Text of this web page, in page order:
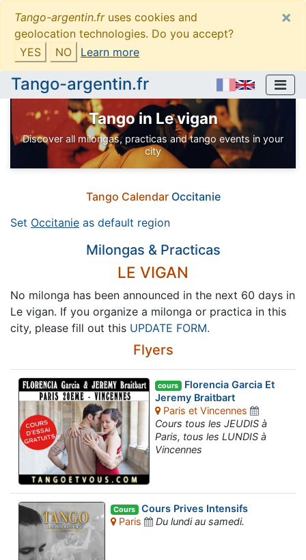
Tango-argentin.fruses cookies and
geolocation technologies. Do you accept?
YES
NO Learn more
×
Tango-argentin.fr
Tango in Le vigan
Discover all milongas, practicas and tango events in your
city
Tango Calendar Occitanie
Set Occitanie as default region
Milongas & Practicas
LE VIGAN
No milonga has been announced in the next 60 days in
Le vigan. If you organize a milonga or practica in this
city, please fill out this UPDATE FORM.
Flyers
cours Florencia Garcia Et
Jeremy Braitbart
Paris et Vincennes
Cours tous les JEUDIS à
Paris, tous les LUNDIS à
Vincennes
Cours Cours Prives Intensifs
Paris
Du lundi au samedi.